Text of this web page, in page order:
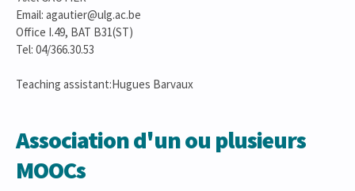
Email: agautier@ulg.ac.be
Office I.49, BAT B31(ST)
Tel: 04/366.30.53
Teaching assistant:Hugues Barvaux
Association d'un ou plusieurs
MOOCs